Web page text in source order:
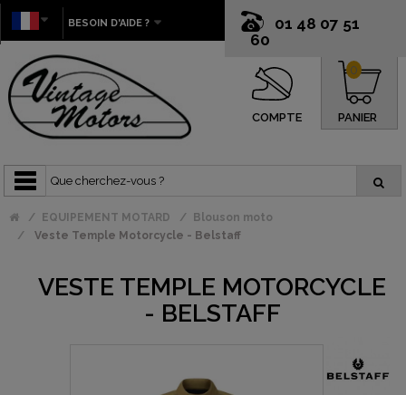
01 48 07 51
60
BESOIN D'AIDE ?
COMPTE PANIER
0
EQUIPEMENT MOTARD
Blouson moto
Veste Temple Motorcycle - Belstaff
VESTE TEMPLE MOTORCYCLE
- BELSTAFF